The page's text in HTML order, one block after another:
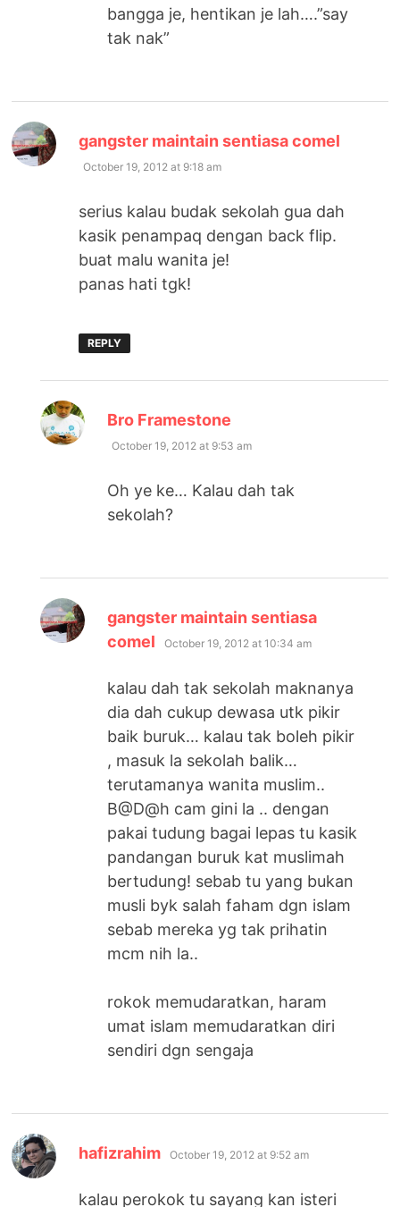
bangga je, hentikan je lah….”say
tak nak”
gangster maintain sentiasa comel
October 19, 2012 at 9:18 am
serius kalau budak sekolah gua dah
kasik penampaq dengan back flip.
buat malu wanita je!
panas hati tgk!
REPLY
Bro Framestone
October 19, 2012 at 9:53 am
Oh ye ke… Kalau dah tak
sekolah?
gangster maintain sentiasa
comel says:
October 19, 2012 at 10:34 am
kalau dah tak sekolah maknanya
dia dah cukup dewasa utk pikir
baik buruk… kalau tak boleh pikir
, masuk la sekolah balik…
terutamanya wanita muslim..
B@D@h cam gini la .. dengan
pakai tudung bagai lepas tu kasik
pandangan buruk kat muslimah
bertudung! sebab tu yang bukan
musli byk salah faham dgn islam
sebab mereka yg tak prihatin
mcm nih la..
rokok memudaratkan, haram
umat islam memudaratkan diri
sendiri dgn sengaja
hafizrahim says:
October 19, 2012 at 9:52 am
kalau perokok tu sayang kan isteri